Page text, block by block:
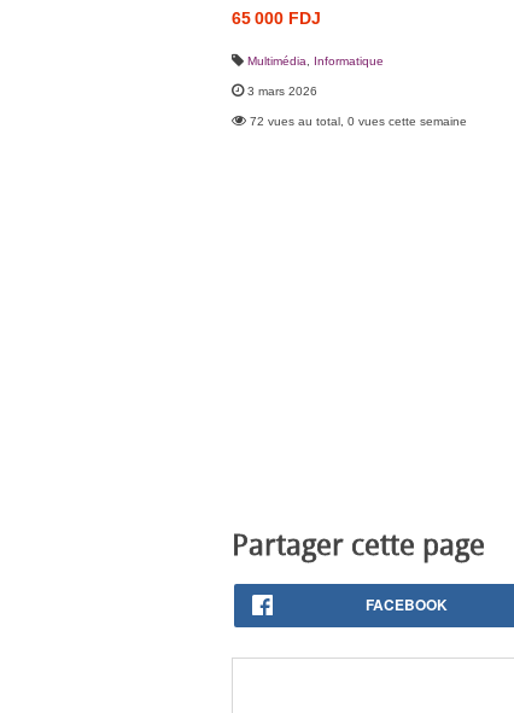
65 000 FDJ
Multimédia Informatique
3 mars 2026
72 vues au total, 0 vues cette semaine
Partager cette page
FACEBOOK